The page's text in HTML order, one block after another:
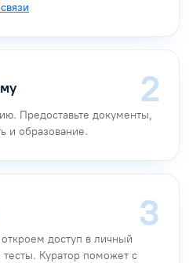
Предоставьте документы,
и образование.
доступ в личный
тесты. Куратор поможет с